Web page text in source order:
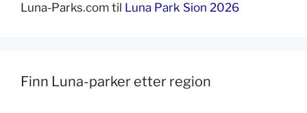
Luna-Parks.com til Luna Park Sion 2026
Finn Luna-parker etter region